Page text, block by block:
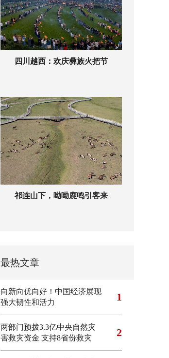
四川越西：欢庆彝族火把节
祁连山下，呦呦鹿鸣引客来
最热文章
向新向优向好！中国经济展现
强大韧性和活力
1
两部门预拨3.3亿中央自然灾
害救灾资金 支持8省份救灾
2